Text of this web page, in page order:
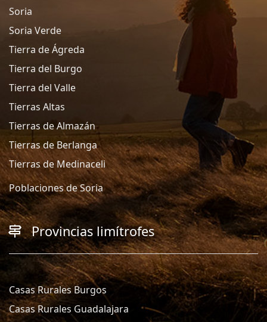
Soria
Soria Verde
Tierra de Ágreda
Tierra del Burgo
Tierra del Valle
Tierras Altas
Tierras de Almazán
Tierras de Berlanga
Tierras de Medinaceli
Poblaciones de Soria
Provincias limítrofes
Casas Rurales Burgos
Casas Rurales Guadalajara